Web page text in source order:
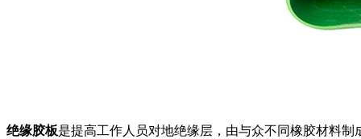
绝缘胶板是提高工作人员对地绝缘层，由与众不同橡胶材料制